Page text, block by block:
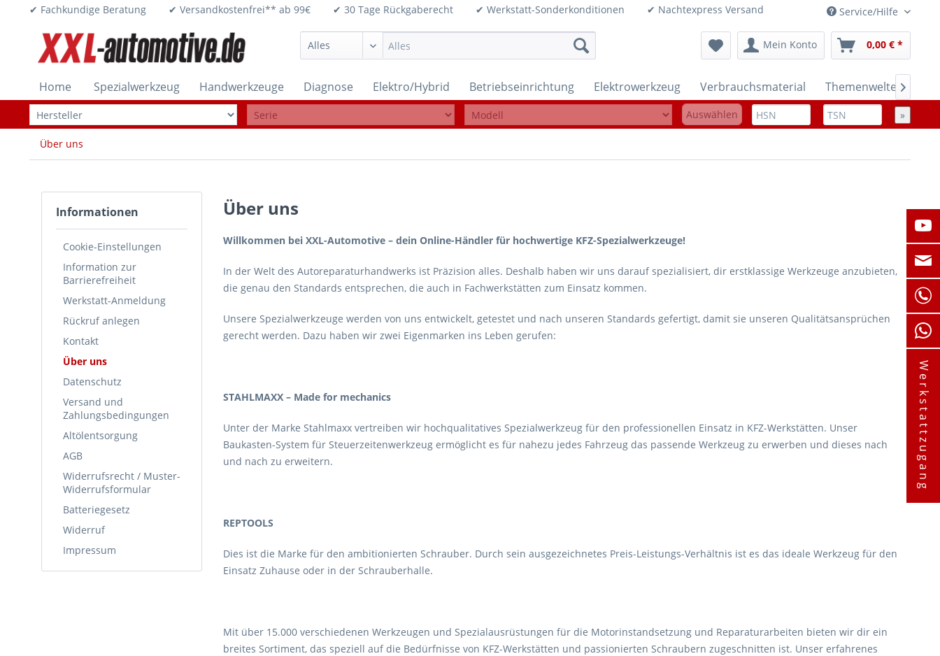
✔ Fachkundige Beratung ✔ Versandkostenfrei** ab 99€ ✔ 30 Tage Rückgaberecht ✔ Werkstatt-Sonderkonditionen ✔ Nachtexpress Versand Service/Hilfe
Mein Konto 0,00 € *
Home Spezialwerkzeug Handwerkzeuge Diagnose Elektro/Hybrid Betriebseinrichtung Elektrowerkzeug Verbrauchsmaterial Themenwelten
Auswählen »
Über uns
Informationen
Cookie-Einstellungen
Information zur
Barrierefreiheit
Werkstatt-Anmeldung
Rückruf anlegen
Kontakt
Über uns
Datenschutz
Versand und
Zahlungsbedingungen
Altölentsorgung
AGB
Widerrufsrecht / Muster-
Widerrufsformular
Batteriegesetz
Widerruf
Impressum
Über uns
Willkommen bei XXL-Automotive – dein Online-Händler für hochwertige KFZ-Spezialwerkzeuge!
In der Welt des Autoreparaturhandwerks ist Präzision alles. Deshalb haben wir uns darauf spezialisiert, dir erstklassige Werkzeuge anzubieten,
die genau den Standards entsprechen, die auch in Fachwerkstätten zum Einsatz kommen.
Unsere Spezialwerkzeuge werden von uns entwickelt, getestet und nach unseren Standards gefertigt, damit sie unseren Qualitätsansprüchen
gerecht werden. Dazu haben wir zwei Eigenmarken ins Leben gerufen:
STAHLMAXX – Made for mechanics
Unter der Marke Stahlmaxx vertreiben wir hochqualitatives Spezialwerkzeug für den professionellen Einsatz in KFZ-Werkstätten. Unser
Baukasten-System für Steuerzeitenwerkzeug ermöglicht es für nahezu jedes Fahrzeug das passende Werkzeug zu erwerben und dieses nach
und nach zu erweitern.
REPTOOLS
Dies ist die Marke für den ambitionierten Schrauber. Durch sein ausgezeichnetes Preis-Leistungs-Verhältnis ist es das ideale Werkzeug für den
Einsatz Zuhause oder in der Schrauberhalle.
Mit über 15.000 verschiedenen Werkzeugen und Spezialausrüstungen für die Motorinstandsetzung und Reparaturarbeiten bieten wir dir ein
breites Sortiment, das speziell auf die Bedürfnisse von KFZ-Werkstätten und passionierten Schraubern zugeschnitten ist. Unser erfahrenes
Werkstattzugang